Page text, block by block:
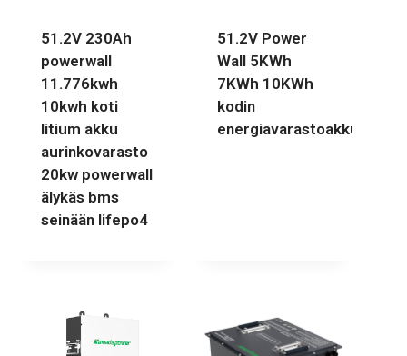
51.2V 230Ah
powerwall
11.776kwh
10kwh koti
litium akku
aurinkovarasto
20kw powerwall
älykäs bms
seinään lifepo4
51.2V Power
Wall 5KWh
7KWh 10KWh
kodin
energiavarastoakku